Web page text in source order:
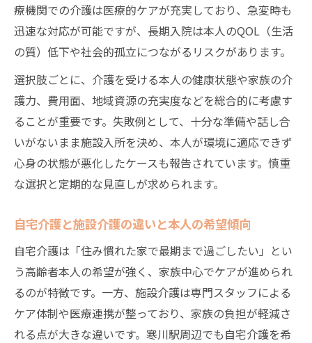
療機関での介護は医療的ケアが充実しており、急変時も
迅速な対応が可能ですが、長期入院は本人のQOL（生活
の質）低下や社会的孤立につながるリスクがあります。
選択肢ごとに、介護を受ける本人の健康状態や家族の介
護力、費用面、地域資源の充実度などを総合的に考慮す
ることが重要です。失敗例として、十分な準備や話し合
いがないまま施設入所を決め、本人が環境に適応できず
心身の状態が悪化したケースも報告されています。慎重
な選択と定期的な見直しが求められます。
自宅介護と施設介護の違いと本人の希望傾向
自宅介護は「住み慣れた家で最期まで過ごしたい」とい
う高齢者本人の希望が強く、家族中心でケアが進められ
るのが特徴です。一方、施設介護は専門スタッフによる
ケア体制や医療連携が整っており、家族の負担が軽減さ
れる点が大きな違いです。寒川駅周辺でも自宅介護を希